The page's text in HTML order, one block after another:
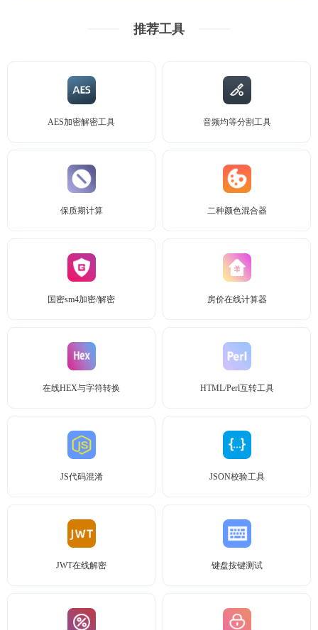
推荐工具
AES加密解密工具 音频均等分割工具
保质期计算 二种颜色混合器
国密sm4加密/解密 房价在线计算器
在线HEX与字符转换 HTML/Perl互转工具
JS代码混淆 JSON校验工具
JWT在线解密 键盘按键测试